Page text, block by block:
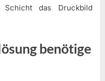
das Druckbild
benötige